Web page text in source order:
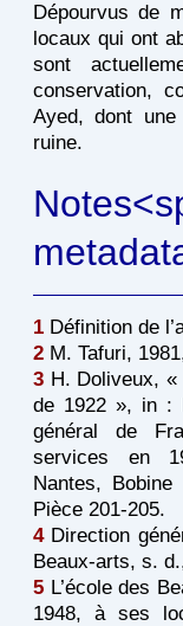
Dépourvus de
locaux qui ont
sont
conservation,
Ayed, dont
ruine.
1Définition de
2M. Tafuri,
3H. Doliveux, «
de 1922 », in :
général de
services en
Nantes,
Pièce 201-205.
4 Direction
Beaux-arts, s.
5 L’école des
1948, à ses